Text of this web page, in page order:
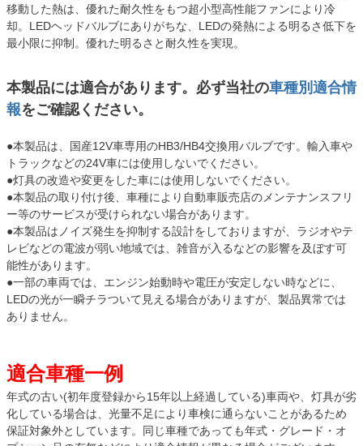
移動した熱は、優れた耐久性をもつ超小型高性能ファンにより冷
却。LEDヘッドバルブにありがちな、LEDの発熱による明るさ低下を
最小限に抑制。優れた明るさと耐久性を実現。
本製品には適合があります。必ず当社の車種別適合情
報をご確認ください。
●本製品は、国産12V車専用のHB3/HB4交換用バルブです。輸入車や
トラックなどの24V車には使用しないでください。
●灯具の改造や変更をした車には使用しないでください。
●本製品の取り付け後、車種により自動車販売店のメンテナンスフリ
ー等のサービスが受けられない場合があります。
●本製品はノイズ発生を抑制する設計をしておりますが、ラジオやテ
レビなどの電波が弱い地域では、雑音が入るなどの影響を及ぼす可
能性があります。
●一部の車両では、エンジン始動時や電圧が安定しない時などに、
LEDの光が一瞬チラついて見える場合がありますが、製品異常では
ありません。
適合車種一例
年式の古い(初年度登録から15年以上経過している)車両や、灯具が劣
化している場合は、光量不足により車検に通らないことがあるため
保証対象外としています。同じ車種であっても年式・グレード・オ